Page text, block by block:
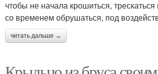
чтобы не начала крошиться, трескаться
со временем обрушаться, под
читать дальше →